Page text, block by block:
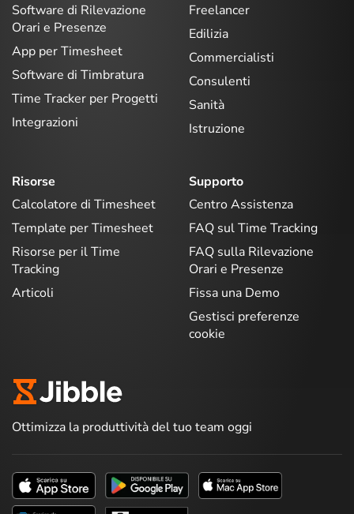
Software di Rilevazione
Orari e Presenze
App per Timesheet
Software di Timbratura
Time Tracker per Progetti
Integrazioni
Freelancer
Edilizia
Commercialisti
Consulenti
Sanità
Istruzione
Risorse
Calcolatore di Timesheet
Template per Timesheet
Risorse per il Time
Tracking
Articoli
Supporto
Centro Assistenza
FAQ sul Time Tracking
FAQ sulla Rilevazione
Orari e Presenze
Fissa una Demo
Gestisci preferenze
cookie
Ottimizza la produttività del tuo team oggi